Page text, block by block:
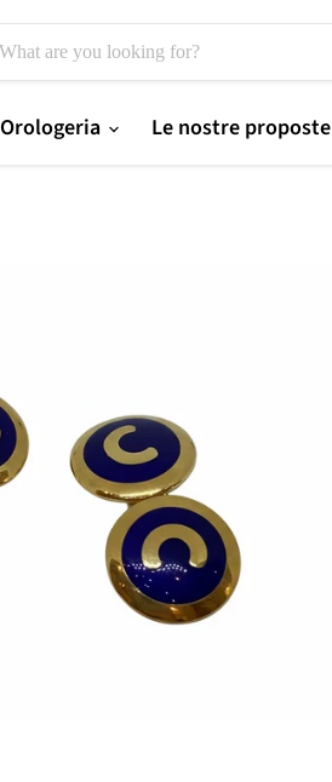
Orologeria Le nostre proposte